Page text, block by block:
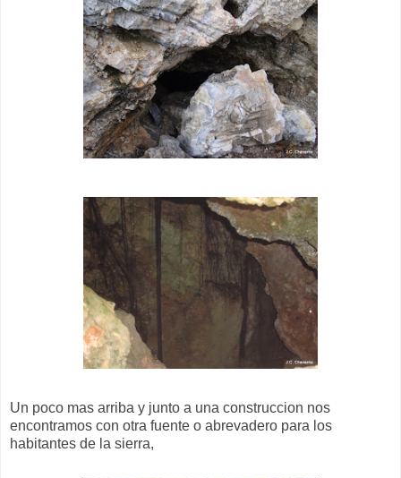
Un poco mas arriba y junto a una construccion nos
encontramos con otra fuente o abrevadero para los
habitantes de la sierra,